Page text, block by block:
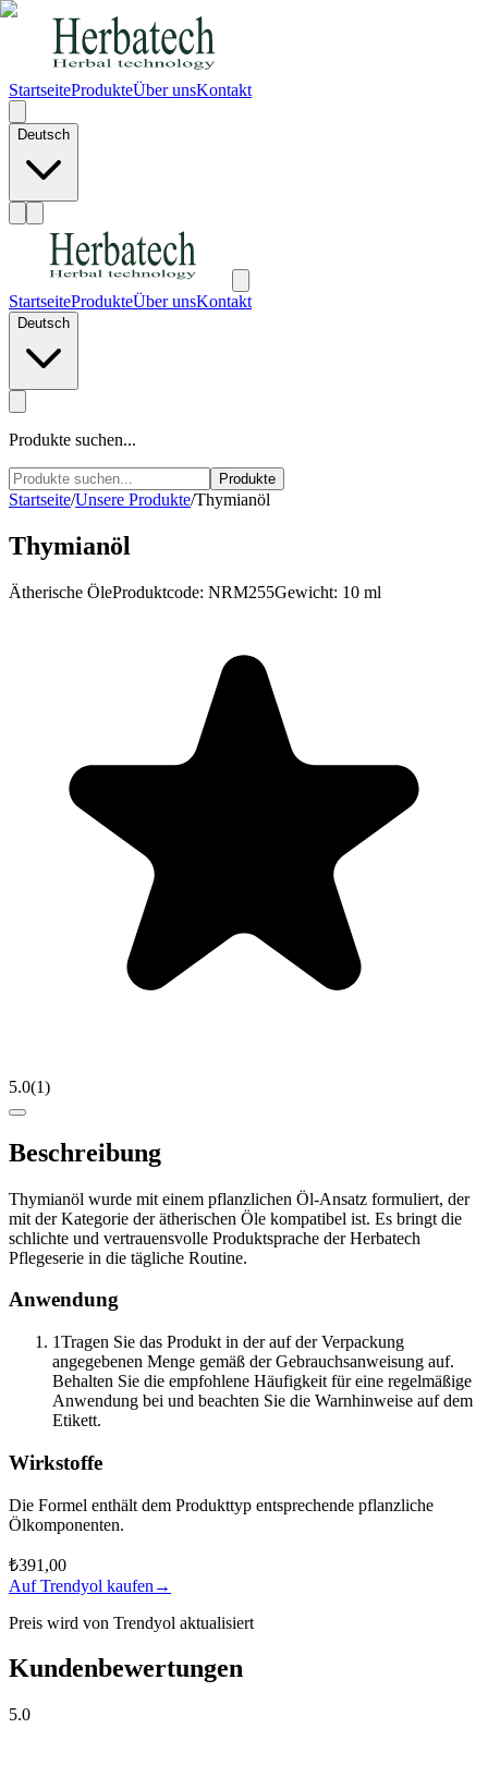
StartseiteProdukteÜber unsKontakt
Deutsch
StartseiteProdukteÜber unsKontakt
Deutsch
Produkte suchen...
Produkte
Startseite/Unsere Produkte/Thymianöl
Thymianöl
Ätherische ÖleProduktcode: NRM255Gewicht: 10 ml
5.0(1)
Beschreibung
Thymianöl wurde mit einem pflanzlichen Öl-Ansatz formuliert, der
mit der Kategorie der ätherischen Öle kompatibel ist. Es bringt die
schlichte und vertrauensvolle Produktsprache der Herbatech
Pflegeserie in die tägliche Routine.
Anwendung
1Tragen Sie das Produkt in der auf der Verpackung
angegebenen Menge gemäß der Gebrauchsanweisung auf.
Behalten Sie die empfohlene Häufigkeit für eine regelmäßige
Anwendung bei und beachten Sie die Warnhinweise auf dem
Etikett.
Wirkstoffe
Die Formel enthält dem Produkttyp entsprechende pflanzliche
Ölkomponenten.
₺391,00
Auf Trendyol kaufen →
Preis wird von Trendyol aktualisiert
Kundenbewertungen
5.0